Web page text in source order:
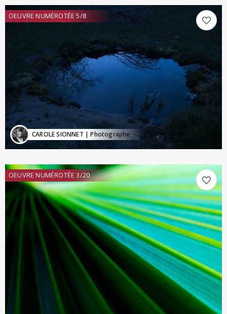
OEUVRE NUMÉROTÉE 5/8
CAROLE SIONNET | Photographe
OEUVRE NUMÉROTÉE 3/20